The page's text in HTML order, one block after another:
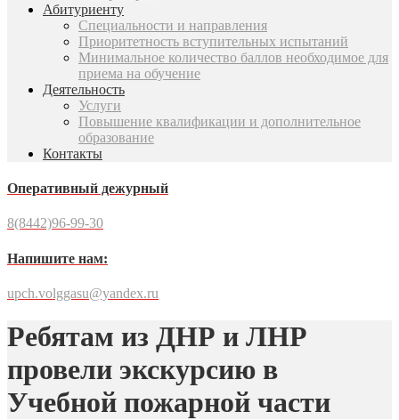
Абитуриенту
Специальности и направления
Приоритетность вступительных испытаний
Минимальное количество баллов необходимое для
приема на обучение
Деятельность
Услуги
Повышение квалификации и дополнительное
образование
Контакты
Оперативный дежурный
8(8442)96-99-30
Напишите нам:
upch.volggasu@yandex.ru
Ребятам из ДНР и ЛНР
провели экскурсию в
Учебной пожарной части